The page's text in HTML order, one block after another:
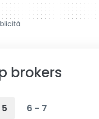
brokers
6 - 7